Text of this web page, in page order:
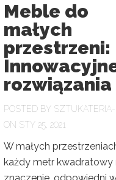
Meble do
małych
przestrzeni:
rozwiązania
POSTED BY
ON STY 25, 2021
W małych
każdy metr kwadratowy